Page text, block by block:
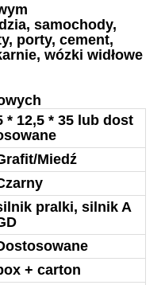
samochody,
porty, cement,
wózki widłowe
* 12,5 * 35 lub dost
Miedź
pralki, silnik A
+ carton